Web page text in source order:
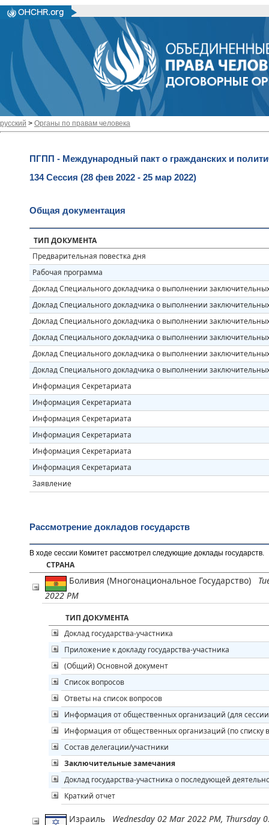
русский > Органы по правам человека
ПГПП - Международный пакт о гражданских и
134 Сессия (28 фев 2022 - 25 мар 2022)
Общая документация
ТИП ДОКУМЕНТА
Предварительная повестка дня
Рабочая программа
Доклад Специального докладчика о выполнении
Доклад Специального докладчика о выполнении
Доклад Специального докладчика о выполнении
Доклад Специального докладчика о выполнении
Доклад Специального докладчика о выполнении
Доклад Специального докладчика о выполнении
Информация Секретариата
Информация Секретариата
Информация Секретариата
Информация Секретариата
Информация Секретариата
Информация Секретариата
Заявление
Рассмотрение докладов государств
В ходе сессии Комитет рассмотрел следующие доклады государств
СТРАНА
Боливия (Многонациональное Государство)
2022 PM
ТИП ДОКУМЕНТА
Доклад государства-участника
Приложение к докладу государства-участника
(Общий) Основной документ
Список вопросов
Ответы на список вопросов
Информация от общественных организаций (для
Информация от общественных организаций (по списку
Состав делегации/участники
Заключительные замечания
Доклад государства-участника о последующей
Краткий отчет
Израиль Wednesday 02 Mar 2022 PM, Thursday